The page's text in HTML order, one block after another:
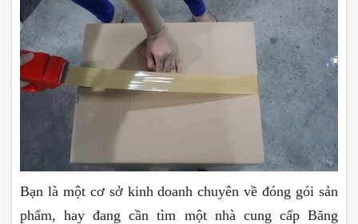
Bạn là một cơ sở kinh doanh chuyên về đóng gói sản
phẩm, hay đang cần tìm một nhà cung cấp Băng